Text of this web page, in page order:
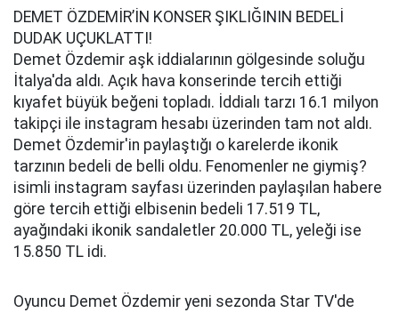
DEMET ÖZDEMİR’İN KONSER ŞIKLIĞININ BEDELİ
DUDAK UÇUKLATTI!
Demet Özdemir aşk iddialarının gölgesinde soluğu
İtalya'da aldı. Açık hava konserinde tercih ettiği
kıyafet büyük beğeni topladı. İddialı tarzı 16.1 milyon
takipçi ile instagram hesabı üzerinden tam not aldı.
Demet Özdemir'in paylaştığı o karelerde ikonik
tarzının bedeli de belli oldu. Fenomenler ne giymiş?
isimli instagram sayfası üzerinden paylaşılan habere
göre tercih ettiği elbisenin bedeli 17.519 TL,
ayağındaki ikonik sandaletler 20.000 TL, yeleği ise
15.850 TL idi.
Oyuncu Demet Özdemir yeni sezonda Star TV'de